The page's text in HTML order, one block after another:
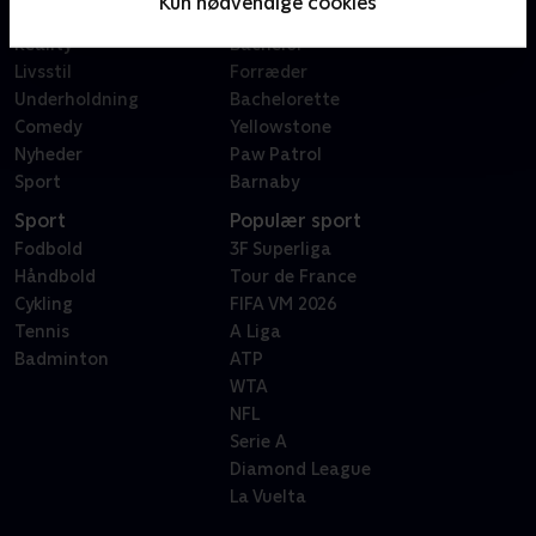
Reality
Livsstil
Underholdning
Comedy
Nyheder
Sport
X Factor
Bachelor
Forræder
Bachelorette
Yellowstone
Paw Patrol
Barnaby
Sport
Fodbold
Håndbold
Cykling
Tennis
Badminton
Populær sport
3F Superliga
Tour de France
FIFA VM 2026
A Liga
ATP
WTA
NFL
Serie A
Diamond League
La Vuelta